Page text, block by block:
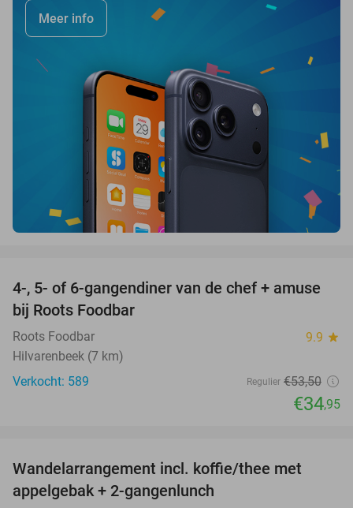
Meer info
35%
4-, 5- of 6-gangendiner van de chef + amuse
bij Roots Foodbar
Roots Foodbar 9.9 star
Hilvarenbeek (7 km)
Verkocht: 589
Regulier €53,50
€34,95
Wandelarrangement incl. koffie/thee met
appelgebak + 2-gangenlunch